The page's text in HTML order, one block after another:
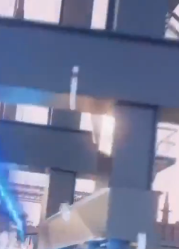
وسط تفاؤل حذر، نفى ترمب تخفيف
أولي موازاة مع تصعيد بمضيق
السلاح، لكن ترحيب الحكومة
برامج الشرق الإخبارية دائرة الشرق ميراشا غازي